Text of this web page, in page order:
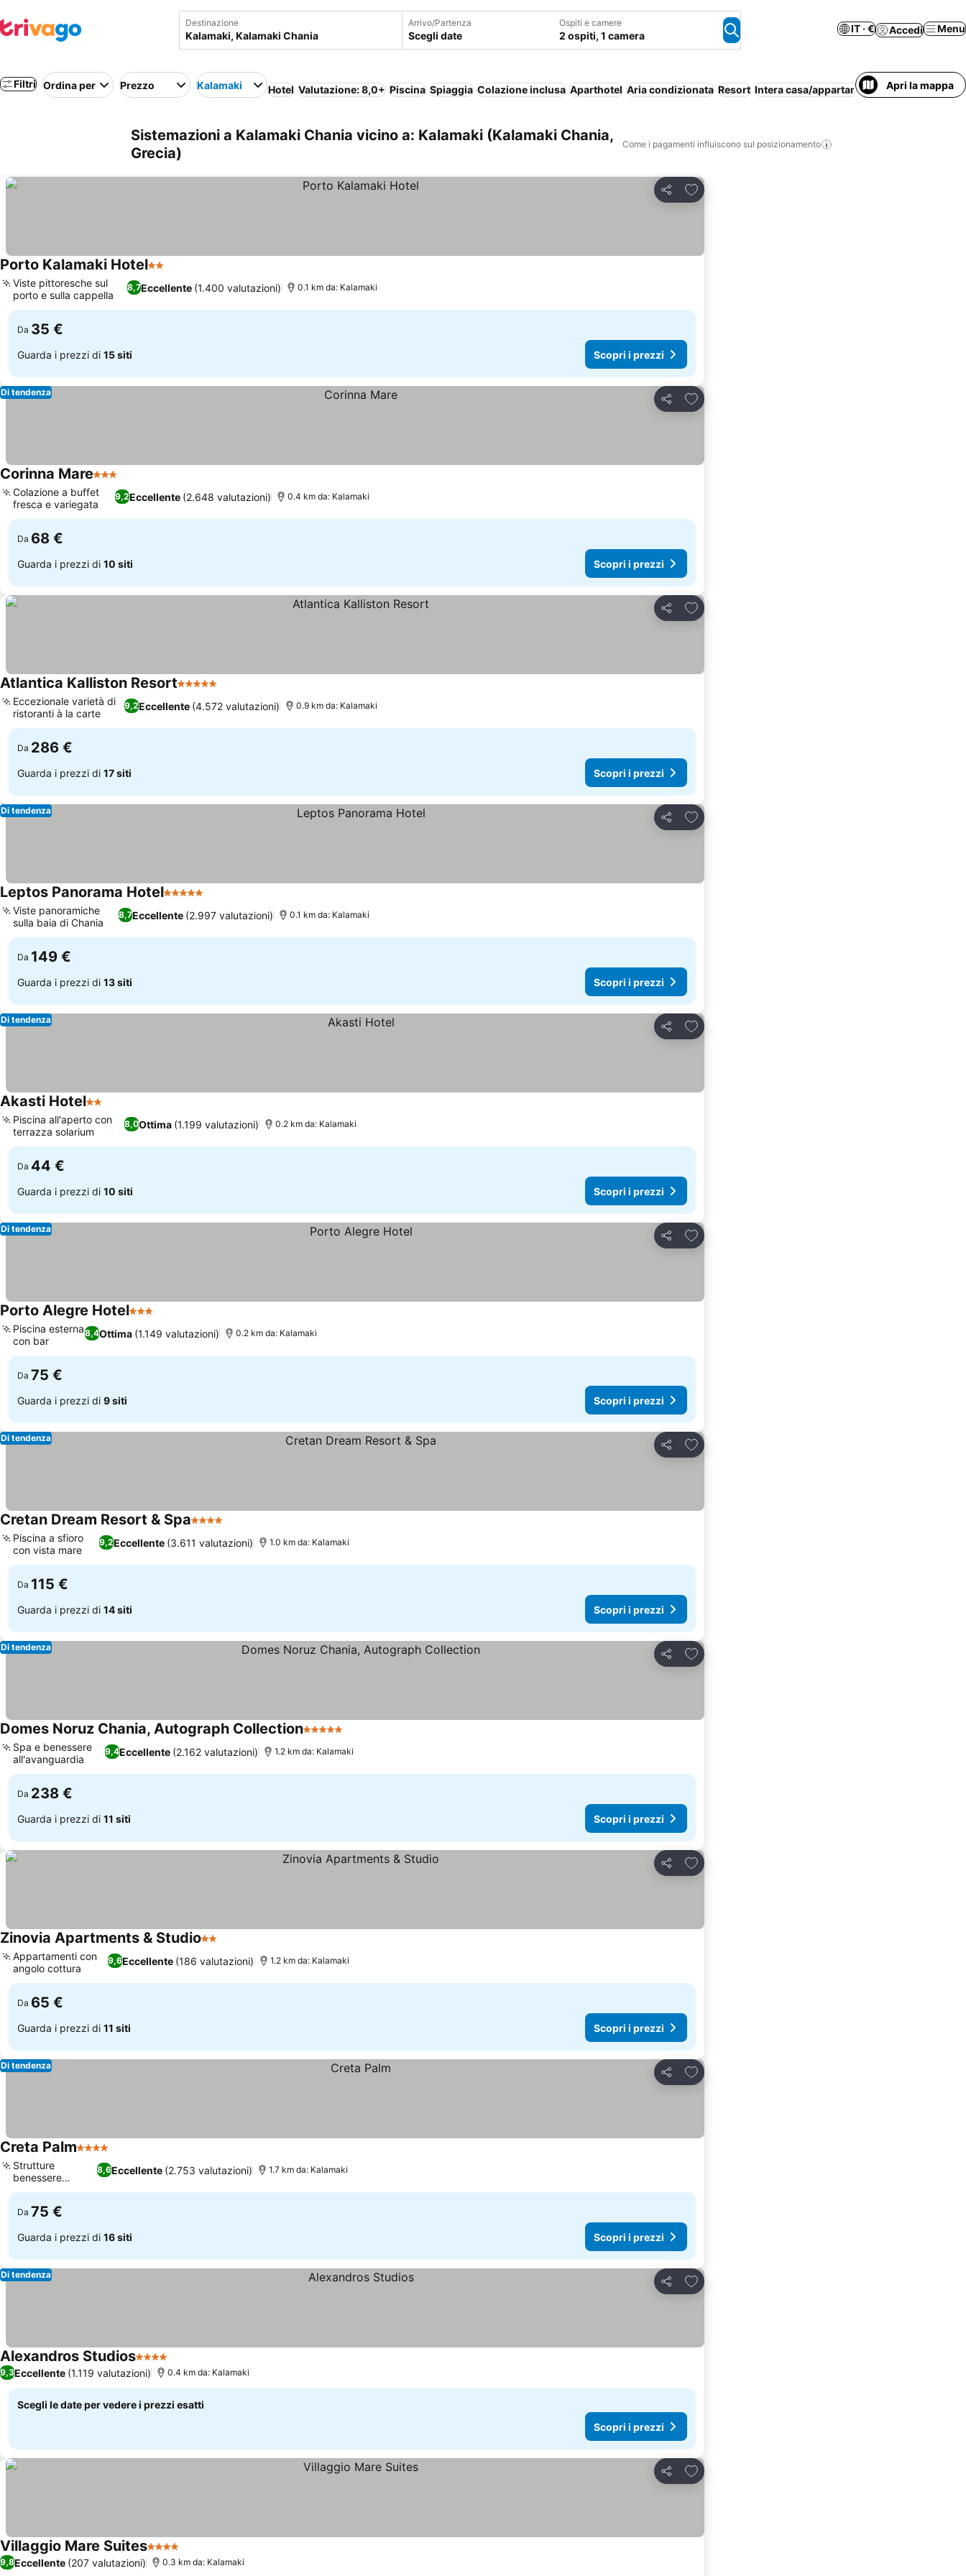
Destinazione Arrivo/Partenza
Scegli date
Ospiti e camere
2 ospiti, 1 camera
IT · € Accedi Menu
Filtri Ordina per Prezzo Kalamaki Hotel Valutazione: 8,0+ Piscina Spiaggia Colazione inclusa Aparthotel Aria condizionata Resort Intera casa/appartamento Mezza pensione
Apri la mappa
Sistemazioni a Kalamaki Chania vicino a: Kalamaki (Kalamaki Chania,
Grecia)
Come i pagamenti influiscono sul posizionamento
Condividi
Aggiungi ai preferiti
Porto Kalamaki Hotel2 Stelle
8,7Eccellente (1.400 valutazioni)
Viste pittoresche sul
porto e sulla cappella
0.1 km da: Kalamaki
Da 35 €
Guarda i prezzi di 15 siti Scopri i prezzi
Condividi
Aggiungi ai preferiti
Di tendenza
Corinna Mare3 Stelle
9,2Eccellente (2.648 valutazioni)
Colazione a buffet
fresca e variegata
0.4 km da: Kalamaki
Da 68 €
Guarda i prezzi di 10 siti Scopri i prezzi
Condividi
Aggiungi ai preferiti
Atlantica Kalliston Resort5 Stelle
9,2Eccellente (4.572 valutazioni)
Eccezionale varietà di
ristoranti à la carte
0.9 km da: Kalamaki
Da 286 €
Guarda i prezzi di 17 siti Scopri i prezzi
Condividi
Aggiungi ai preferiti
Di tendenza
Leptos Panorama Hotel5 Stelle
8,7Eccellente (2.997 valutazioni)
Viste panoramiche
sulla baia di Chania
0.1 km da: Kalamaki
Da 149 €
Guarda i prezzi di 13 siti Scopri i prezzi
Condividi
Aggiungi ai preferiti
Di tendenza
Akasti Hotel2 Stelle
8,0Ottima (1.199 valutazioni)
Piscina all'aperto con
terrazza solarium
0.2 km da: Kalamaki
Da 44 €
Guarda i prezzi di 10 siti Scopri i prezzi
Condividi
Aggiungi ai preferiti
Di tendenza
Porto Alegre Hotel3 Stelle
8,4Ottima (1.149 valutazioni)
Piscina esterna
con bar
0.2 km da: Kalamaki
Da 75 €
Guarda i prezzi di 9 siti Scopri i prezzi
Condividi
Aggiungi ai preferiti
Di tendenza
Cretan Dream Resort & Spa4 Stelle
9,2Eccellente (3.611 valutazioni)
Piscina a sfioro
con vista mare
1.0 km da: Kalamaki
Da 115 €
Guarda i prezzi di 14 siti Scopri i prezzi
Condividi
Aggiungi ai preferiti
Di tendenza
Domes Noruz Chania, Autograph Collection5 Stelle
9,4Eccellente (2.162 valutazioni)
Spa e benessere
all'avanguardia
1.2 km da: Kalamaki
Da 238 €
Guarda i prezzi di 11 siti Scopri i prezzi
Condividi
Aggiungi ai preferiti
Zinovia Apartments & Studio2 Stelle
9,6Eccellente (186 valutazioni)
Appartamenti con
angolo cottura
1.2 km da: Kalamaki
Da 65 €
Guarda i prezzi di 11 siti Scopri i prezzi
Condividi
Aggiungi ai preferiti
Di tendenza
Creta Palm4 Stelle
8,6Eccellente (2.753 valutazioni)
Strutture
benessere
dedicate
1.7 km da: Kalamaki
Da 75 €
Guarda i prezzi di 16 siti Scopri i prezzi
Condividi
Aggiungi ai preferiti
Di tendenza
Alexandros Studios4 Stelle
9,3Eccellente (1.119 valutazioni) 0.4 km da: Kalamaki
Scegli le date per vedere i prezzi esatti
Scopri i prezzi
Condividi
Aggiungi ai preferiti
Villaggio Mare Suites4 Stelle
9,8Eccellente (207 valutazioni) 0.3 km da: Kalamaki